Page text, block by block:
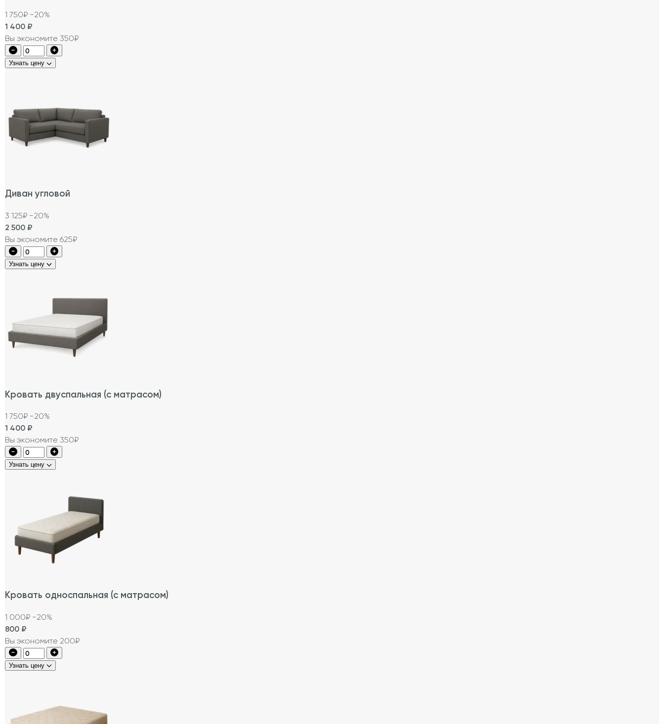
1 750₽ −20%
1 400 ₽
Вы экономите 350₽
Узнать цену
Диван угловой
3 125₽ −20%
2 500 ₽
Вы экономите 625₽
Узнать цену
Кровать двуспальная (с матрасом)
1 750₽ −20%
1 400 ₽
Вы экономите 350₽
Узнать цену
Кровать односпальная (с матрасом)
1 000₽ −20%
800 ₽
Вы экономите 200₽
Узнать цену